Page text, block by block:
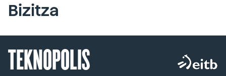
Bizitza
TEKNOPOLIS